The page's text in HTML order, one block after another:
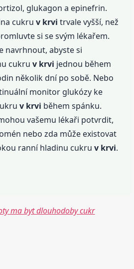
glukagon a epinefrin.
cukruv krvi trvale vyšší, než
si se svým lékařem.
navrhnout, abyste si
cukruv krvi jednou během
několik dní po sobě. Nebo
monitor glukózy ke
v krvi během spánku.
vašemu lékaři potvrdit,
nebo zda může existovat
ranní hladinu cukruv krvi.
ma byt dlouhodoby cukr